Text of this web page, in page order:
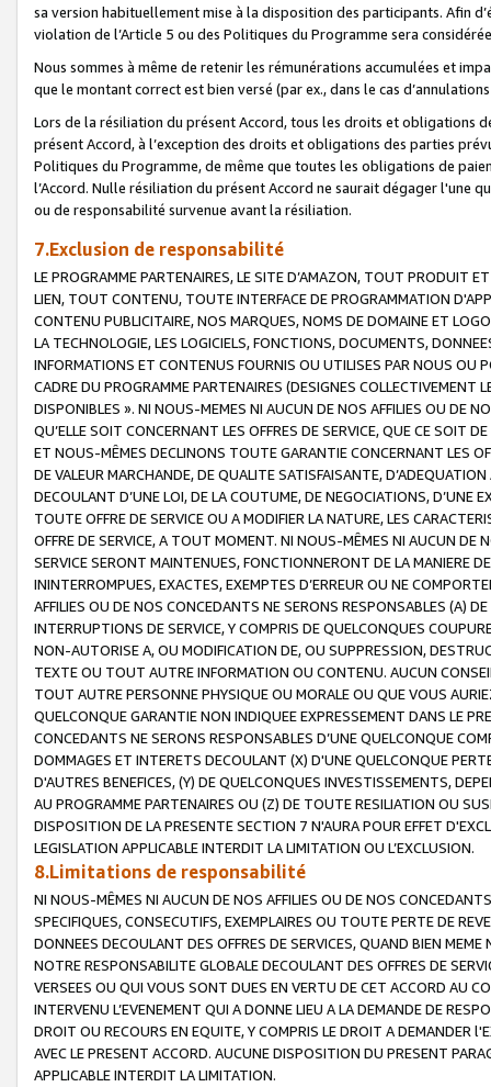
sa version habituellement mise à la disposition des participants. Afin
violation de l’Article 5 ou des Politiques du Programme sera
Nous sommes à même de retenir les rémunérations accumulées et
que le montant correct est bien versé (par ex., dans le cas
Lors de la résiliation du présent Accord, tous les droits et obligations
présent Accord, à l’exception des droits et obligations des parties
Politiques du Programme, de même que toutes les obligations de
l’Accord. Nulle résiliation du présent Accord ne saurait dégager l'une
ou de responsabilité survenue avant la résiliation.
7.Exclusion de responsabilité
LE PROGRAMME PARTENAIRES, LE SITE D’AMAZON, TOUT PRODUIT
LIEN, TOUT CONTENU, TOUTE INTERFACE DE PROGRAMMATION
CONTENU PUBLICITAIRE, NOS MARQUES, NOMS DE DOMAINE ET
LA TECHNOLOGIE, LES LOGICIELS, FONCTIONS, DOCUMENTS,
INFORMATIONS ET CONTENUS FOURNIS OU UTILISES PAR NOUS OU
CADRE DU PROGRAMME PARTENAIRES (DESIGNES COLLECTIVEMENT
DISPONIBLES ». NI NOUS-MEMES NI AUCUN DE NOS AFFILIES OU DE
QU’ELLE SOIT CONCERNANT LES OFFRES DE SERVICE, QUE CE SOIT
ET NOUS-MÊMES DECLINONS TOUTE GARANTIE CONCERNANT LES
DE VALEUR MARCHANDE, DE QUALITE SATISFAISANTE,
DECOULANT D’UNE LOI, DE LA COUTUME, DE NEGOCIATIONS, D’UNE
TOUTE OFFRE DE SERVICE OU A MODIFIER LA NATURE, LES
OFFRE DE SERVICE, A TOUT MOMENT. NI NOUS-MÊMES NI AUCUN DE
SERVICE SERONT MAINTENUES, FONCTIONNERONT DE LA MANIERE
ININTERROMPUES, EXACTES, EXEMPTES D’ERREUR OU NE
AFFILIES OU DE NOS CONCEDANTS NE SERONS RESPONSABLES (A)
INTERRUPTIONS DE SERVICE, Y COMPRIS DE QUELCONQUES
NON-AUTORISE A, OU MODIFICATION DE, OU SUPPRESSION,
TEXTE OU TOUT AUTRE INFORMATION OU CONTENU. AUCUN
TOUT AUTRE PERSONNE PHYSIQUE OU MORALE OU QUE VOUS
QUELCONQUE GARANTIE NON INDIQUEE EXPRESSEMENT DANS LE
CONCEDANTS NE SERONS RESPONSABLES D’UNE QUELCONQUE
DOMMAGES ET INTERETS DECOULANT (X) D'UNE QUELCONQUE
D'AUTRES BENEFICES, (Y) DE QUELCONQUES INVESTISSEMENTS,
AU PROGRAMME PARTENAIRES OU (Z) DE TOUTE RESILIATION OU
DISPOSITION DE LA PRESENTE SECTION 7 N'AURA POUR EFFET
LEGISLATION APPLICABLE INTERDIT LA LIMITATION OU L’EXCLUSION.
8.Limitations de responsabilité
NI NOUS-MÊMES NI AUCUN DE NOS AFFILIES OU DE NOS
SPECIFIQUES, CONSECUTIFS, EXEMPLAIRES OU TOUTE PERTE DE
DONNEES DECOULANT DES OFFRES DE SERVICES, QUAND BIEN
NOTRE RESPONSABILITE GLOBALE DECOULANT DES OFFRES DE
VERSEES OU QUI VOUS SONT DUES EN VERTU DE CET ACCORD AU
INTERVENU L’EVENEMENT QUI A DONNE LIEU A LA DEMANDE DE
DROIT OU RECOURS EN EQUITE, Y COMPRIS LE DROIT A DEMANDER
AVEC LE PRESENT ACCORD. AUCUNE DISPOSITION DU PRESENT
APPLICABLE INTERDIT LA LIMITATION.